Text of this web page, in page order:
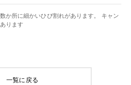
か所に細かいひび割れがあります。 キャン
ります
一覧に戻る